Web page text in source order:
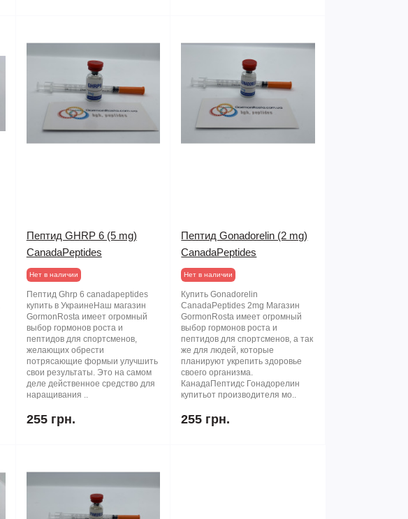
Пептид GHRP 6 (5 mg)
CanadaPeptides
Нет в наличии
Пептид Ghrp 6 canadapeptides
купить в УкраинеНаш магазин
GormonRosta имеет огромный
выбор гормонов роста и
пептидов для спортсменов,
желающих обрести
потрясающие формыи улучшить
свои результаты. Это на самом
деле действенное средство для
наращивания ..
255 грн.
Пептид Gonadorelin (2 mg)
CanadaPeptides
Нет в наличии
Купить Gonadorelin
CanadaPeptides 2mg Магазин
GormonRosta имеет огромный
выбор гормонов роста и
пептидов для спортсменов, а так
же для людей, которые
планируют укрепить здоровье
своего организма.
КанадаПептидс Гонадорелин
купитьот производителя мо..
255 грн.